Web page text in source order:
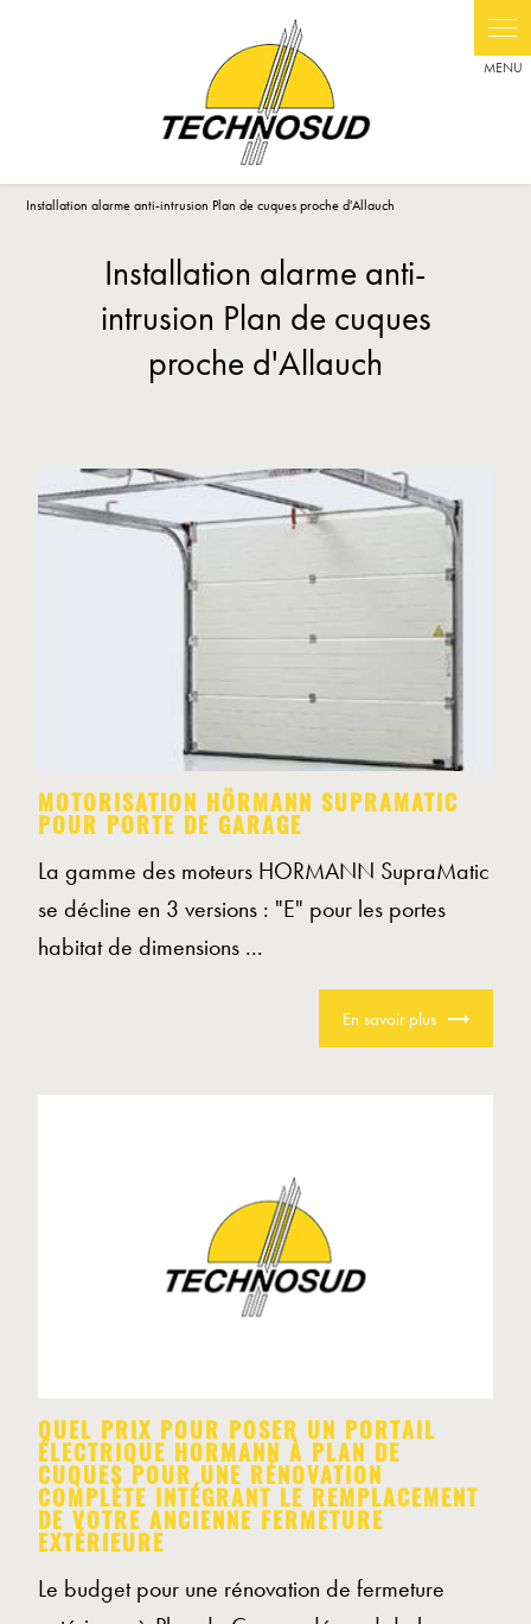
Installation alarme anti-intrusion Plan de cuques proche d'Allauch
Installation alarme anti-
intrusion Plan de cuques
proche d'Allauch
MOTORISATION HÖRMANN SUPRAMATIC
POUR PORTE DE GARAGE
La gamme des moteurs HORMANN SupraMatic
se décline en 3 versions : "E" pour les portes
habitat de dimensions ...
En savoir plus
QUEL PRIX POUR POSER UN PORTAIL
ÉLECTRIQUE HORMANN À PLAN DE
CUQUES POUR UNE RÉNOVATION
COMPLÈTE INTÉGRANT LE REMPLACEMENT
DE VOTRE ANCIENNE FERMETURE
EXTÉRIEURE
Le budget pour une rénovation de fermeture